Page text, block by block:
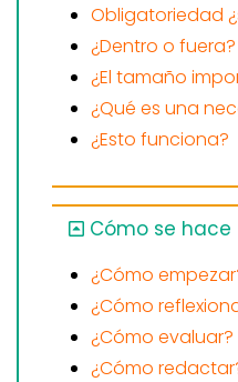
Obligatoriedad
¿Dentro o fuera?
¿El tamaño
¿Qué es una
¿Esto funciona?
Cómo se hace
¿Cómo
¿Cómo
¿Cómo evaluar?
¿Cómo